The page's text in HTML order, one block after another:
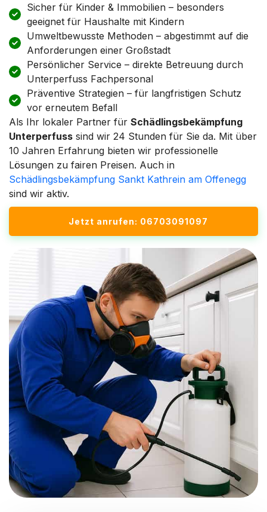
Sicher für Kinder & Immobilien – besonders
geeignet für Haushalte mit Kindern
Umweltbewusste Methoden – abgestimmt auf die
Anforderungen einer Großstadt
Persönlicher Service – direkte Betreuung durch
Unterperfuss Fachpersonal
Präventive Strategien – für langfristigen Schutz
vor erneutem Befall
Als Ihr lokaler Partner für Schädlingsbekämpfung
Unterperfuss sind wir 24 Stunden für Sie da. Mit über
10 Jahren Erfahrung bieten wir professionelle
Lösungen zu fairen Preisen. Auch in
Schädlingsbekämpfung Sankt Kathrein am Offenegg
sind wir aktiv.
Jetzt anrufen: 06703091097